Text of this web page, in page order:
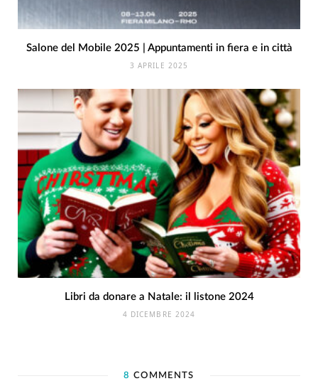
Salone del Mobile 2025 | Appuntamenti in fiera e in città
3 APRILE 2025
Libri da donare a Natale: il listone 2024
4 DICEMBRE 2024
8 COMMENTS